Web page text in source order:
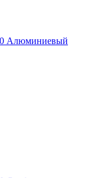
Алюминиевый